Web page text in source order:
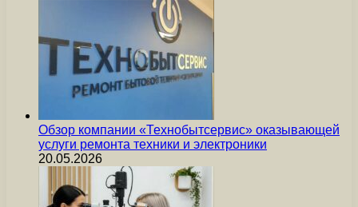
Обзор компании «Технобытсервис» оказывающей
услуги ремонта техники и электроники
20.05.2026